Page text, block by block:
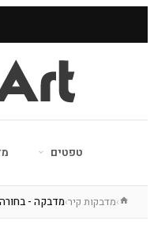
טפטים
›מדבקות קיר›מדבקה -